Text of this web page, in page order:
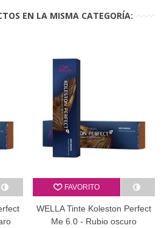
EN LA MISMA CATEGORÍA:
FAVORITO
WELLA Tinte Koleston Perfect
Me 6.0 - Rubio oscuro